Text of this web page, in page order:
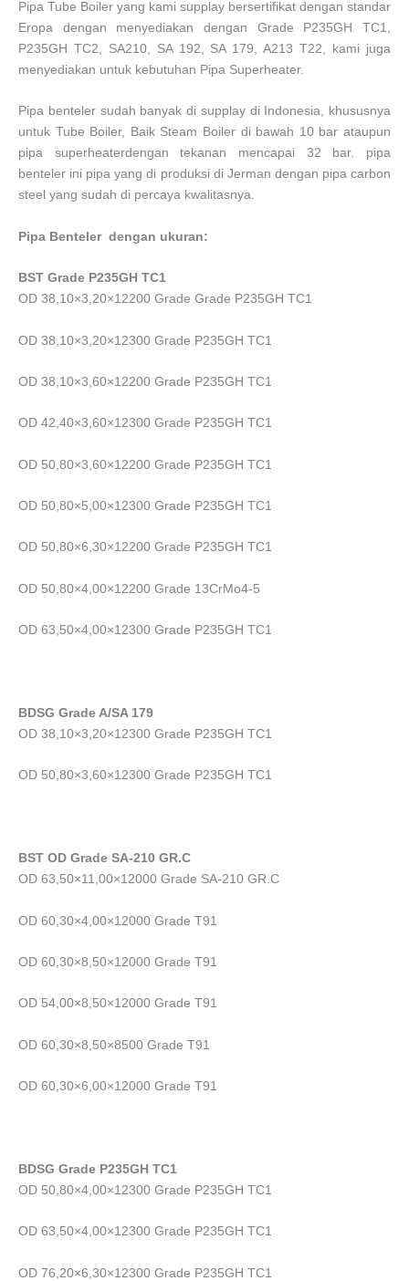
Pipa Tube Boiler yang kami supplay bersertifikat dengan standar
Eropa dengan menyediakan dengan Grade P235GH TC1,
P235GH TC2, SA210, SA 192, SA 179, A213 T22, kami juga
menyediakan untuk kebutuhan Pipa Superheater.
Pipa benteler sudah banyak di supplay di Indonesia, khususnya
untuk Tube Boiler, Baik Steam Boiler di bawah 10 bar ataupun
pipa superheaterdengan tekanan mencapai 32 bar. pipa
benteler ini pipa yang di produksi di Jerman dengan pipa carbon
steel yang sudah di percaya kwalitasnya.
Pipa Benteler dengan ukuran:
BST Grade P235GH TC1
OD 38,10×3,20×12200 Grade Grade P235GH TC1
OD 38,10×3,20×12300 Grade P235GH TC1
OD 38,10×3,60×12200 Grade P235GH TC1
OD 42,40×3,60×12300 Grade P235GH TC1
OD 50,80×3,60×12200 Grade P235GH TC1
OD 50,80×5,00×12300 Grade P235GH TC1
OD 50,80×6,30×12200 Grade P235GH TC1
OD 50,80×4,00×12200 Grade 13CrMo4-5
OD 63,50×4,00×12300 Grade P235GH TC1
BDSG Grade A/SA 179
OD 38,10×3,20×12300 Grade P235GH TC1
OD 50,80×3,60×12300 Grade P235GH TC1
BST OD Grade SA-210 GR.C
OD 63,50×11,00×12000 Grade SA-210 GR.C
OD 60,30×4,00×12000 Grade T91
OD 60,30×8,50×12000 Grade T91
OD 54,00×8,50×12000 Grade T91
OD 60,30×8,50×8500 Grade T91
OD 60,30×6,00×12000 Grade T91
BDSG Grade P235GH TC1
OD 50,80×4,00×12300 Grade P235GH TC1
OD 63,50×4,00×12300 Grade P235GH TC1
OD 76,20×6,30×12300 Grade P235GH TC1